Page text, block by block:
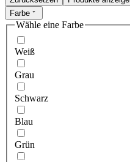
Farbe
Wähle eine Farbe
Weiß
Grau
Schwarz
Blau
Grün